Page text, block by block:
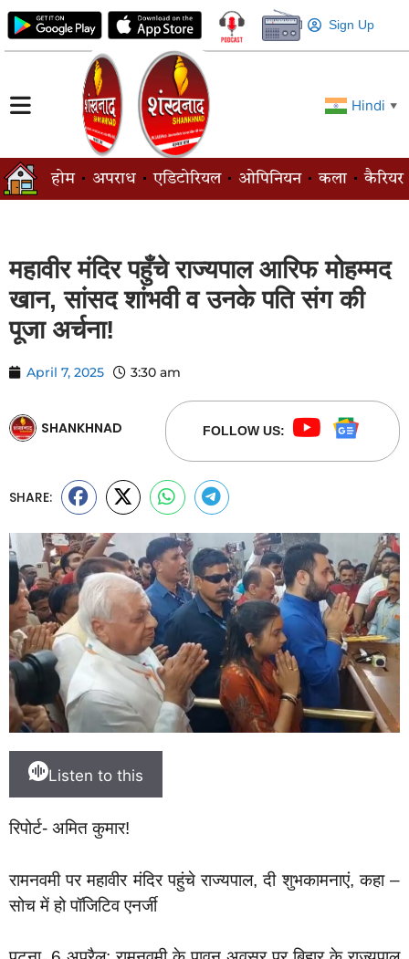
Sign Up
Hindi ▼
होम अपराध एडिटोरियल ओपिनियन कला कैरियर
महावीर मंदिर पहुँचे राज्यपाल आरिफ मोहम्मद
खान, सांसद शांभवी व उनके पति संग की
पूजा अर्चना!
April 7, 2025 3:30 am
SHANKHNAD FOLLOW US:
SHARE:
Listen to this
रिपोर्ट- अमित कुमार!
रामनवमी पर महावीर मंदिर पहुंचे राज्यपाल, दी शुभकामनाएं, कहा –
सोच में हो पॉजिटिव एनर्जी